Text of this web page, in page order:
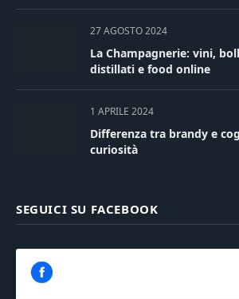
27 AGOSTO 2024
La Champagnerie: vini,
distillati e food online
1 APRILE 2024
Differenza tra brandy e
curiosità
SEGUICI SU FACEBOOK